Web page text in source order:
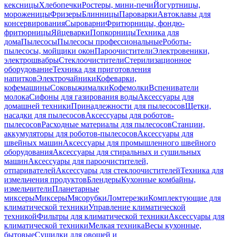
кексницыХлебопечкиРостеры, мини-печиЙогуртницы,
мороженицыФризерыБлинницыПароваркиАвтоклавы для
консервированияСыроварниФритюрницы, фондю-
фритюрницыЯйцеваркиПопкорницыТехника для
домаПылесосыПылесосы профессиональныеРоботы-
пылесосы, мойщики оконПароочистителиЭлектровеники,
электрошвабрыСтеклоочистителиСтерилизационное
оборудованиеТехника для приготовления
напитковЭлектрочайникиКофеварки,
кофемашиныСоковыжималкиКофемолкиВспениватели
молокаСифоны для газирования водыАксессуары для
домашней техникиПринадлежности для пылесосовЩетки,
насадки для пылесосовАксессуары для роботов-
пылесосовРасходные материалы для пылесосовСтанции,
аккумуляторы для роботов-пылесосовАксессуары для
швейных машинАксессуары для промышленного швейного
оборудованияАксессуары для стиральных и сушильных
машинАксессуары для пароочистителей,
отпаривателейАксессуары для стеклоочистителейТехника для
измельчения продуктовБлендерыКухонные комбайны,
измельчителиПланетарные
миксерыМиксерыМясорубкиЛомтерезкиКомплектующие для
климатической техникиУправление климатической
техникойФильтры для климатической техникиАксессуары для
климатической техникиМелкая техникаВесы кухонные,
бытовыеСушилки для овощей и